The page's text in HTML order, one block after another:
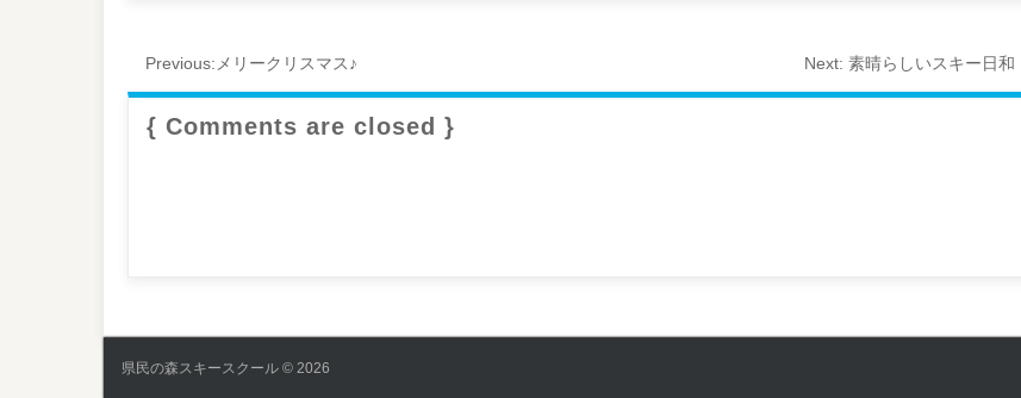
Previous: メリークリスマス♪ Next: 素晴らしいスキー日和
{ Comments are closed }
県民の森スキースクール © 2026